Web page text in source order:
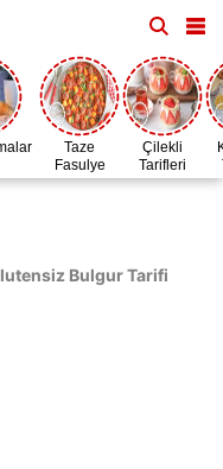
Taze
Fasulye
Zamanı
Çilekli
Tarifleri
Bulgur Tarifi